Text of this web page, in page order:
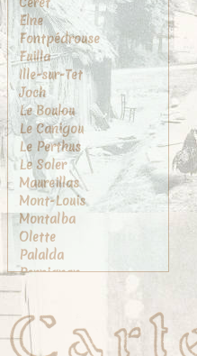
Elne
Fontpédrouse
Fuilla
Ille-sur-Tet
Joch
Le Boulou
Le Canigou
Le Perthus
Le Soler
Maureillas
Mont-Louis
Montalba
Olette
Palalda
Perpignan
Port-Vendres
Prades
Prats-de-Mollo
Rivesaltes